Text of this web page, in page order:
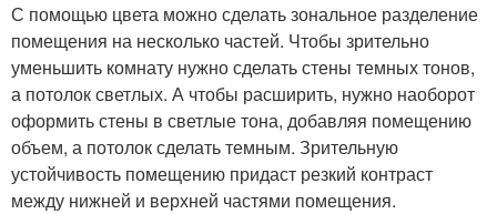
С помощью цвета можно сделать зональное разделение
помещения на несколько частей. Чтобы зрительно
уменьшить комнату нужно сделать стены темных тонов,
а потолок светлых. А чтобы расширить, нужно наоборот
оформить стены в светлые тона, добавляя помещению
объем, а потолок сделать темным. Зрительную
устойчивость помещению придаст резкий контраст
между нижней и верхней частями помещения.